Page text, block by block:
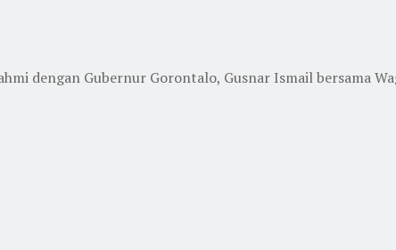
dengan Gubernur Gorontalo, Gusnar Ismail bersama